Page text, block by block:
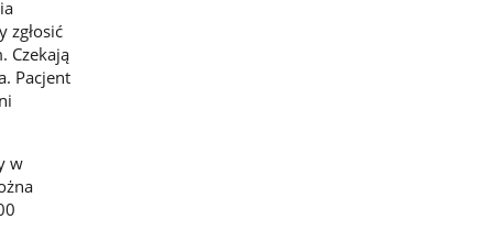
zgłosić
Czekają
Pacjent
w